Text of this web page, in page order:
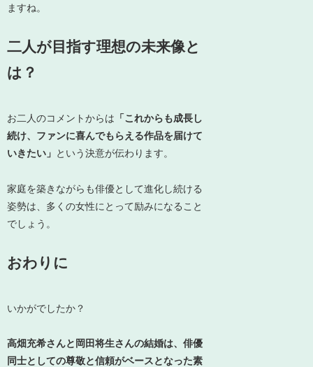
ますね。
二人が目指す理想の未来像と
は？
お二人のコメントからは 「これからも成長し
続け、ファンに喜んでもらえる作品を届けて
いきたい」 という決意が伝わります。
家庭を築きながらも俳優として進化し続ける
姿勢は、多くの女性にとって励みになること
でしょう。
おわりに
いかがでしたか？
高畑充希さんと岡田将生さんの結婚は、俳優
同士としての尊敬と信頼がベースとなった素